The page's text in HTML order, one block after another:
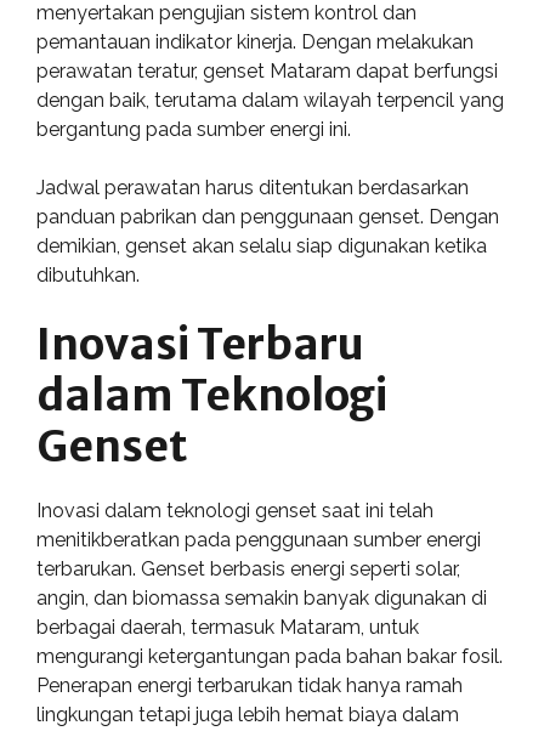
menyertakan pengujian sistem kontrol dan
pemantauan indikator kinerja. Dengan melakukan
perawatan teratur, genset Mataram dapat berfungsi
dengan baik, terutama dalam wilayah terpencil yang
bergantung pada sumber energi ini.
Jadwal perawatan harus ditentukan berdasarkan
panduan pabrikan dan penggunaan genset. Dengan
demikian, genset akan selalu siap digunakan ketika
dibutuhkan.
Inovasi Terbaru
dalam Teknologi
Genset
Inovasi dalam teknologi genset saat ini telah
menitikberatkan pada penggunaan sumber energi
terbarukan. Genset berbasis energi seperti solar,
angin, dan biomassa semakin banyak digunakan di
berbagai daerah, termasuk Mataram, untuk
mengurangi ketergantungan pada bahan bakar fosil.
Penerapan energi terbarukan tidak hanya ramah
lingkungan tetapi juga lebih hemat biaya dalam